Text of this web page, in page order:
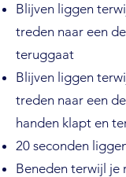
Blijven liggen
treden naar een
teruggaat
Blijven liggen
treden naar een
handen klapt en
20 seconden
Beneden terwijl